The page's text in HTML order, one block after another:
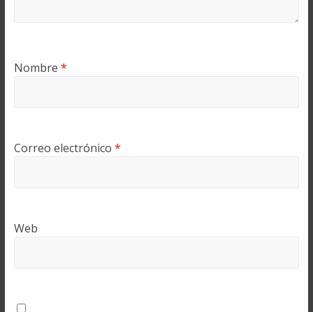
Nombre *
Correo electrónico *
Web